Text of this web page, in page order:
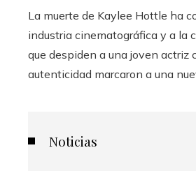
La muerte de Kaylee Hottle ha
industria cinematográfica y a la
que despiden a una joven actriz
autenticidad marcaron a una
Noticias